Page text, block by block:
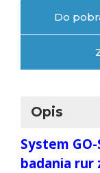
Do
Opis
System
badania rur